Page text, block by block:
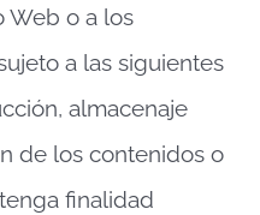
Web o a los
a las siguientes
almacenaje
de los contenidos o
finalidad